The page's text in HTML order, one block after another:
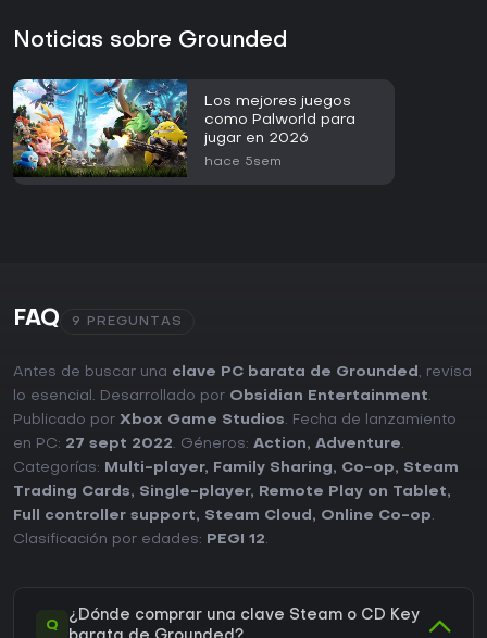
Noticias sobre Grounded
Los mejores juegos
como Palworld para
jugar en 2026
hace 5sem
FAQ 9 PREGUNTAS
Antes de buscar una clave PC barata de Grounded , revisa
lo esencial. Desarrollado por Obsidian Entertainment.
Publicado por Xbox Game Studios. Fecha de lanzamiento
en PC: 27 sept 2022. Géneros: Action, Adventure.
Categorías:
Multi-player, Family Sharing, Co-op, Steam
Trading Cards, Single-player, Remote Play on Tablet,
Full controller support, Steam Cloud , Online Co-op.
Clasificación por edades:
PEGI 12.
Q
¿Dónde comprar una clave Steam o CD Key